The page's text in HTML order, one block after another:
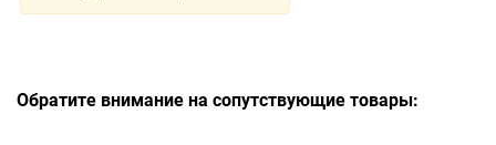
Обратите внимание на сопутствующие товары: